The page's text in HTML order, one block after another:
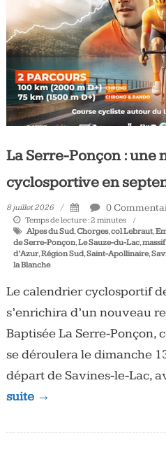
les
jours,
votre
actualité
vélo
et
triathlon
La Serre-Ponçon : une
cyclosportive en
8 juillet 2026 0
Temps de lecture :2 minutes
Alpes du Sud,Chorges,col Lebraut,
de Serre-Ponçon,Le Sauze-du-Lac,
d’Azur,Région Sud,Saint-Apollinaire,
la Blanche
Le calendrier cyclosportif
s’enrichira d’un nouveau
Baptisée La Serre-
se déroulera le dimanche
départ de Savines-le-Lac,
suite →